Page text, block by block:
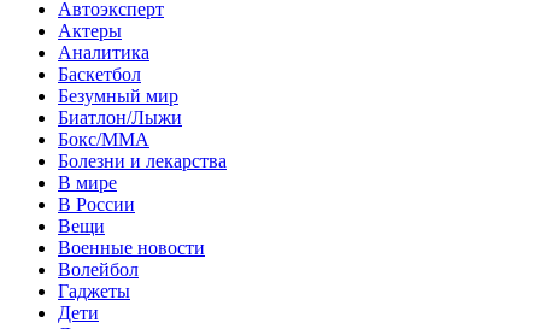
Автоэксперт
Актеры
Аналитика
Баскетбол
Безумный мир
Биатлон/Лыжи
Бокс/MMA
Болезни и лекарства
В мире
В России
Вещи
Военные новости
Волейбол
Гаджеты
Дети